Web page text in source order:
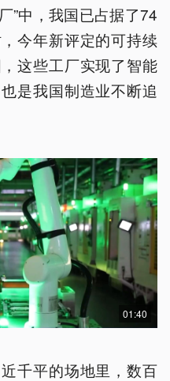
”中，我国已占据了74
今年新评定的可持续
这些工厂实现了智能
是我国制造业不断追
01:40
千平的场地里，数百